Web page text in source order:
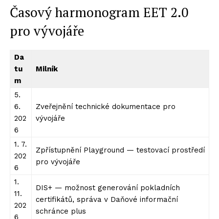
Časový harmonogram EET 2.0
pro vývojáře
Da
tu
m
Milník
5.
6.
202
6
Zveřejnění technické dokumentace pro
vývojáře
1. 7.
202
6
Zpřístupnění Playground — testovací prostředí
pro vývojáře
1.
11.
202
6
DIS+ — možnost generování pokladních
certifikátů, správa v Daňové informační
schránce plus